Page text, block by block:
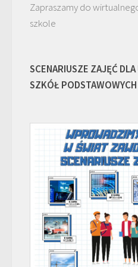
Zapraszamy do
szkole
SCENARIUSZE ZAJĘĆ
SZKÓŁ